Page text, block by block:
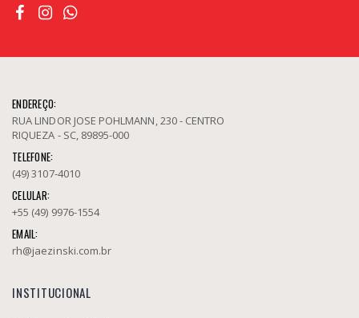
ENDEREÇO:
RUA LINDOR JOSE POHLMANN, 230 - CENTRO
RIQUEZA - SC, 89895-000
TELEFONE:
(49) 3107-4010
CELULAR:
+55 (49) 9976-1554
EMAIL:
rh@jaezinski.com.br
INSTITUCIONAL